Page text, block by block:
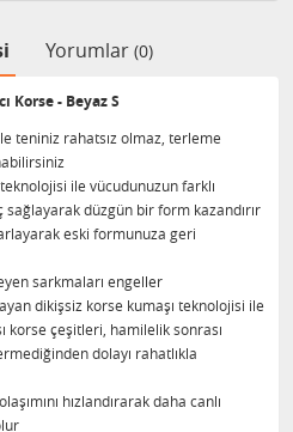
Yorumlar (0)
Korse - Beyaz S
teniniz rahatsız olmaz, terleme
ile vücudunuzun farklı
sağlayarak düzgün bir form kazandırır
eski formunuza geri
sarkmaları engeller
dikişsiz korse kumaşı teknolojisi ile
korse çeşitleri, hamilelik sonrası
dolayı rahatlıkla
hızlandırarak daha canlı